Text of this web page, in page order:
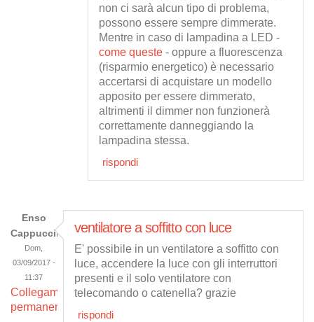
non ci sarà alcun tipo di problema,
possono essere sempre dimmerate.
Mentre in caso di lampadina a LED -
come queste- oppure a fluorescenza
(risparmio energetico) è necessario
accertarsi di acquistare un modello
apposito per essere dimmerato,
altrimenti il dimmer non funzionerà
correttamente danneggiando la
lampadina stessa.
rispondi
Enso
Cappuccini
Dom,
03/09/2017 -
11:37
Collegamento
permanente
ventilatore a soffitto con luce
E' possibile in un ventilatore a soffitto con
luce, accendere la luce con gli interruttori
presenti e il solo ventilatore con
telecomando o catenella? grazie
rispondi